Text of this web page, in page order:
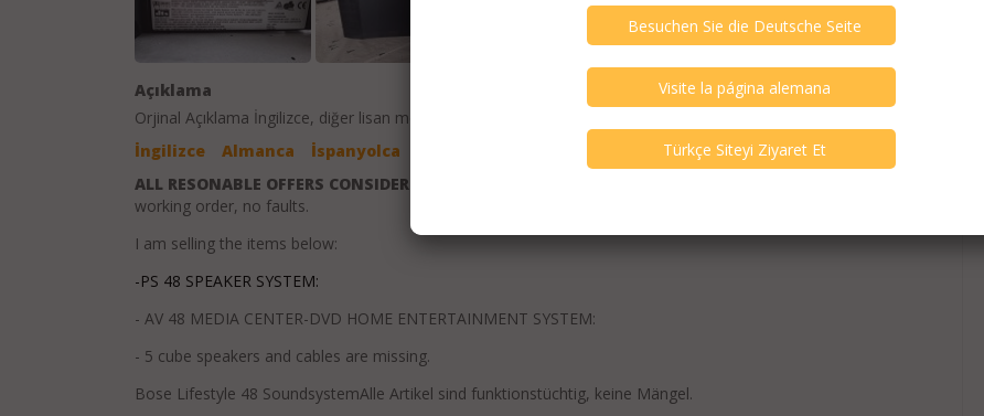
Açıklama
Orjinal Açıklama İngilizce, diğer lisan metinleri çeviridir ve hata içerebilir.
İngilizce
Almanca İspanyolca
ALL RESONABLE OFFERS CONSIDERED
working order, no faults.
I am selling the items below:
-PS 48 SPEAKER SYSTEM:
- AV 48 MEDIA CENTER-DVD HOME ENTERTAINMENT SYSTEM:
- 5 cube speakers and cables are missing.
Bose Lifestyle 48 SoundsystemAlle Artikel sind funktionstüchtig, keine Mängel.